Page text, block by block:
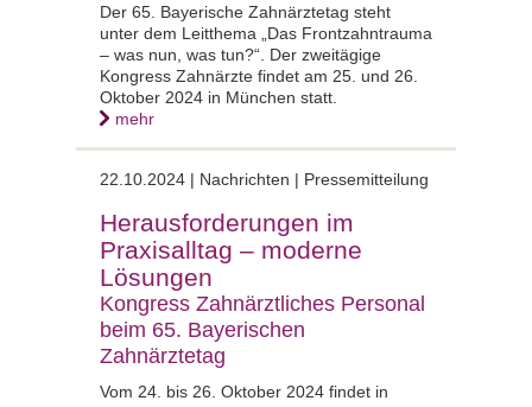
Der 65. Bayerische Zahnärztetag steht
unter dem Leitthema „Das Frontzahntrauma
– was nun, was tun?“. Der zweitägige
Kongress Zahnärzte findet am 25. und 26.
Oktober 2024 in München statt.
mehr
22.10.2024 | Nachrichten | Pressemitteilung
Herausforderungen im
Praxisalltag – moderne
Lösungen
Kongress Zahnärztliches Personal
beim 65. Bayerischen
Zahnärztetag
Vom 24. bis 26. Oktober 2024 findet in